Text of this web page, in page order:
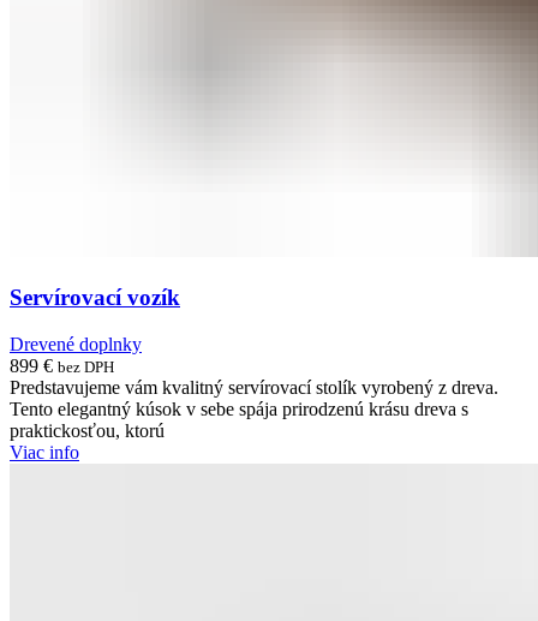
Servírovací vozík
Drevené doplnky
899 € bez DPH
Predstavujeme vám kvalitný servírovací stolík vyrobený z dreva.
Tento elegantný kúsok v sebe spája prirodzenú krásu dreva s
praktickosťou, ktorú
Viac info